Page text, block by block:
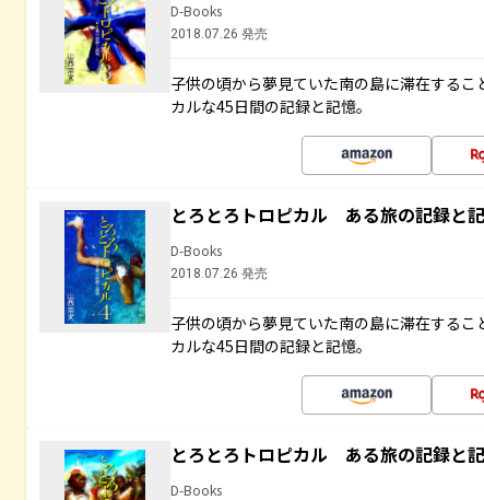
D-Books
2018.07.26 発売
子供の頃から夢見ていた南の島に滞在する
カルな45日間の記録と記憶。
とろとろトロピカル ある旅の記録と
D-Books
2018.07.26 発売
子供の頃から夢見ていた南の島に滞在する
カルな45日間の記録と記憶。
とろとろトロピカル ある旅の記録と
D-Books